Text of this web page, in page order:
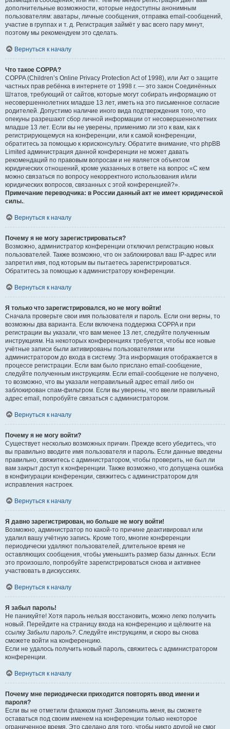
дополнительные возможности, которые недоступны анонимным
пользователям: аватары, личные сообщения, отправка email-сообщений,
участие в группах и т. д. Регистрация займёт у вас всего пару минут,
поэтому мы рекомендуем это сделать.
Вернуться к началу
Что такое COPPA?
COPPA (Children’s Online Privacy Protection Act of 1998), или Акт о защите
частных прав ребёнка в интернете от 1998 г. — это закон Соединённых
Штатов, требующий от сайтов, которые могут собирать информацию от
несовершеннолетних младше 13 лет, иметь на это письменное согласие
родителей. Допустимо наличие иного вида подтверждения того, что
опекуны разрешают сбор личной информации от несовершеннолетних
младше 13 лет. Если вы не уверены, применимо ли это к вам, как к
регистрирующемуся на конференции, или к самой конференции,
обратитесь за помощью к юрисконсульту. Обратите внимание, что phpBB
Limited администрация данной конференции не может давать
рекомендаций по правовым вопросам и не является объектом
юридических отношений, кроме указанных в ответе на вопрос «С кем
можно связаться по вопросу некорректного использования и/или
юридических вопросов, связанных с этой конференцией?».
Примечание переводчика: в России данный акт не имеет юридической
силы..
Вернуться к началу
Почему я не могу зарегистрироваться?
Возможно, администратор конференции отключил регистрацию новых
пользователей. Также возможно, что он заблокировал ваш IP-адрес или
запретил имя, под которым вы пытаетесь зарегистрироваться.
Обратитесь за помощью к администратору конференции.
Вернуться к началу
Я только что зарегистрировался, но не могу войти!
Сначала проверьте свои имя пользователя и пароль. Если они верны, то
возможны два варианта. Если включена поддержка COPPA и при
регистрации вы указали, что вам менее 13 лет, следуйте полученным
инструкциям. На некоторых конференциях требуется, чтобы все новые
учётные записи были активированы пользователями или
администратором до входа в систему. Эта информация отображается в
процессе регистрации. Если вам было прислано email-сообщение,
следуйте полученным инструкциям. Если email-сообщение не получено,
то возможно, что вы указали неправильный адрес email либо он
заблокирован спам-фильтром. Если вы уверены, что ввели правильный
адрес email, попробуйте связаться с администратором.
Вернуться к началу
Почему я не могу войти?
Существует несколько возможных причин. Прежде всего убедитесь, что
вы правильно вводите имя пользователя и пароль. Если данные введены
правильно, свяжитесь с администратором, чтобы проверить, не был ли
вам закрыт доступ к конференции. Также возможно, что допущена ошибка
в конфигурации конференции, свяжитесь с администратором для
исправления настроек.
Вернуться к началу
Я давно зарегистрирован, но больше не могу войти!
Возможно, администратор по какой-то причине деактивировал или
удалил вашу учётную запись. Кроме того, многие конференции
периодически удаляют пользователей, длительное время не
оставляющих сообщения, чтобы уменьшить размер базы данных. Если
это произошло, попробуйте зарегистрироваться снова и активнее
участвовать в дискуссиях.
Вернуться к началу
Я забыл пароль!
Не паникуйте! Хотя пароль нельзя восстановить, можно легко получить
новый. Перейдите на страницу входа на конференцию и щёлкните на
ссылку Забыли пароль?. Следуйте инструкциям, и скоро вы снова
сможете войти на конференцию.
Если не удалось получить новый пароль, свяжитесь с администратором
конференции.
Вернуться к началу
Почему мне периодически приходится повторять ввод имени и
пароля?
Если вы не отметили флажком пункт Запомнить меня, вы сможете
оставаться под своим именем на конференции только некоторое
ограниченное время. Это сделано для того, чтобы никто другой не смог